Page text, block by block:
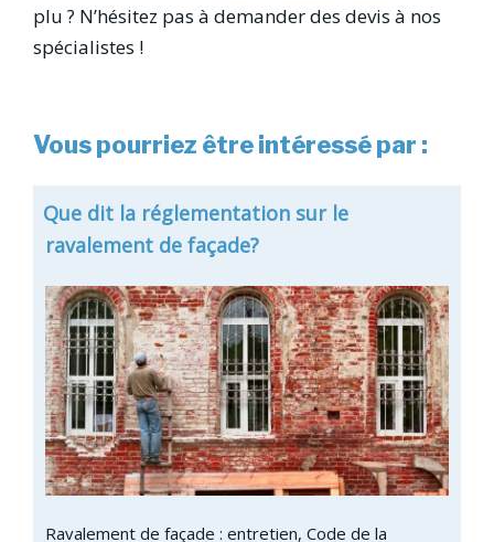
plu ? N’hésitez pas à demander des devis à nos
spécialistes !
Vous pourriez être intéressé par :
Que dit la réglementation sur le
ravalement de façade?
Ravalement de façade : entretien, Code de la